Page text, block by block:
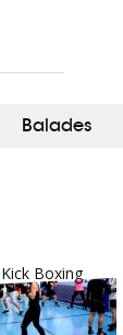
Balades
Boxing